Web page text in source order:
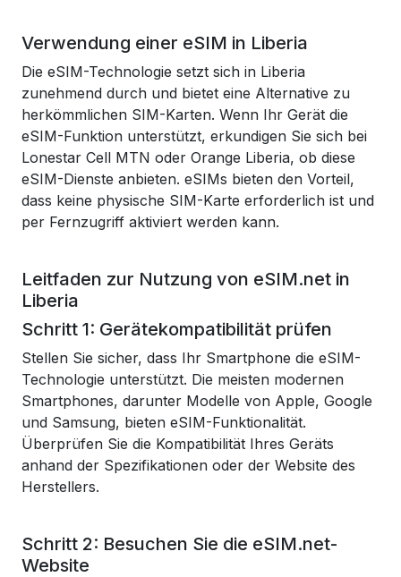
Verwendung einer eSIM in Liberia
Die eSIM-Technologie setzt sich in Liberia
zunehmend durch und bietet eine Alternative zu
herkömmlichen SIM-Karten. Wenn Ihr Gerät die
eSIM-Funktion unterstützt, erkundigen Sie sich bei
Lonestar Cell MTN oder Orange Liberia, ob diese
eSIM-Dienste anbieten. eSIMs bieten den Vorteil,
dass keine physische SIM-Karte erforderlich ist und
per Fernzugriff aktiviert werden kann.
Leitfaden zur Nutzung von eSIM.net in
Liberia
Schritt 1: Gerätekompatibilität prüfen
Stellen Sie sicher, dass Ihr Smartphone die eSIM-
Technologie unterstützt. Die meisten modernen
Smartphones, darunter Modelle von Apple, Google
und Samsung, bieten eSIM-Funktionalität.
Überprüfen Sie die Kompatibilität Ihres Geräts
anhand der Spezifikationen oder der Website des
Herstellers.
Schritt 2: Besuchen Sie die eSIM.net-
Website